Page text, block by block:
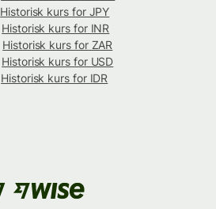
Historisk kurs for JPY
Historisk kurs for INR
Historisk kurs for ZAR
Historisk kurs for USD
Historisk kurs for IDR